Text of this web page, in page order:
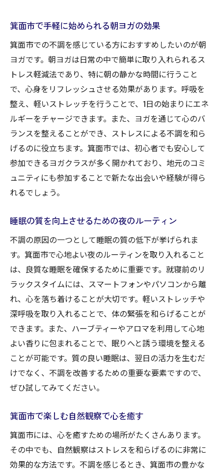
箕面市で手軽に始められる朝ヨガの効果
箕面市での不調を感じている方におすすめしたいのが朝
ヨガです。朝ヨガは日常の中で簡単に取り入れられるス
トレス軽減法であり、特に朝の静かな時間に行うこと
で、心身をリフレッシュさせる効果があります。呼吸を
整え、軽いストレッチを行うことで、1日の始まりにエネ
ルギーをチャージできます。また、ヨガを通じて心のバ
ランスを整えることができ、ストレスによる不調を和ら
げるのに役立ちます。箕面市では、初心者でも安心して
参加できるヨガクラスが多く開かれており、地元のコミ
ュニティにも参加することで新たな出会いや経験が得ら
れるでしょう。
睡眠の質を向上させるための夜のルーティン
不調の原因の一つとして睡眠の質の低下が挙げられま
す。箕面市で心地よい夜のルーティンを取り入れること
は、良質な睡眠を確保するために重要です。就寝前のリ
ラックスタイムには、スマートフォンやパソコンから離
れ、心を落ち着けることが大切です。軽いストレッチや
深呼吸を取り入れることで、体の緊張を和らげることが
できます。また、ハーブティーやアロマを利用して心地
よい香りに包まれることで、眠りへと誘う環境を整える
ことが可能です。質の良い睡眠は、翌日の活力を生むだ
けでなく、不調を改善するための重要な要素ですので、
ぜひ試してみてください。
箕面市で楽しむ自然観察で心を癒す
箕面市には、心を癒すための場所がたくさんあります。
その中でも、自然観察はストレスを和らげるのに非常に
効果的な方法です。不調を感じるとき、箕面市の豊かな